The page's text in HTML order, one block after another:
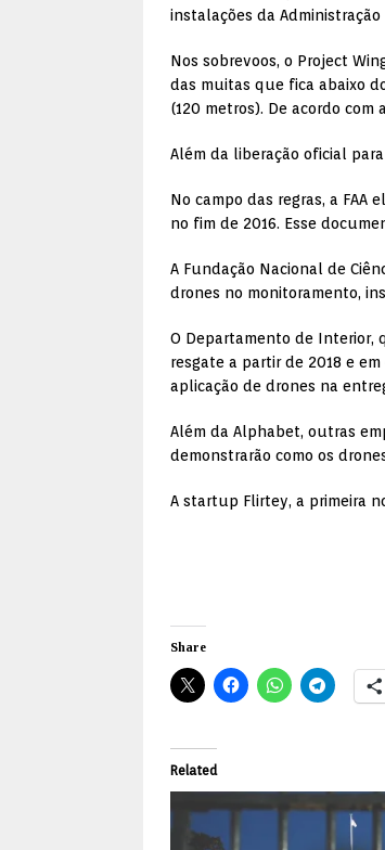
instalações da Administração
Nos sobrevoos, o Project
das muitas que fica abaixo
(120 metros). De acordo
Além da liberação oficial
No campo das regras, a FAA
no fim de 2016. Esse
A Fundação Nacional de
drones no monitoramento,
O Departamento de Interior,
resgate a partir de 2018 e
aplicação de drones na
Além da Alphabet, outras
demonstrarão como os
A startup Flirtey, a primeira
Share
Related